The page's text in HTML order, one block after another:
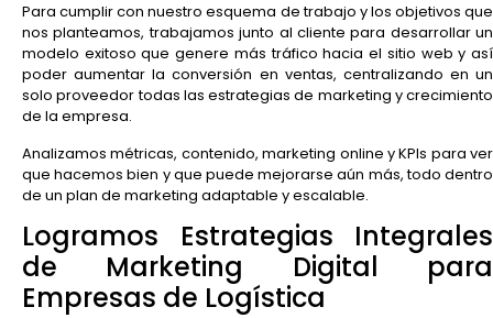
Para cumplir con nuestro esquema de trabajo y los objetivos que
nos planteamos, trabajamos junto al cliente para desarrollar un
modelo exitoso que genere más tráfico hacia el sitio web y así
poder aumentar la conversión en ventas, centralizando en un
solo proveedor todas las estrategias de marketing y crecimiento
de la empresa.
Analizamos métricas, contenido, marketing online y KPIs para ver
que hacemos bien y que puede mejorarse aún más, todo dentro
de un plan de marketing adaptable y escalable.
Logramos Estrategias Integrales
de Marketing Digital para
Empresas de Logística